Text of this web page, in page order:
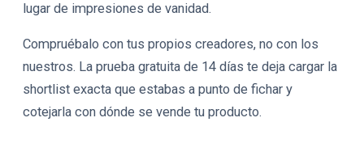
lugar de impresiones de vanidad.
Compruébalo con tus propios creadores, no con los
nuestros. La prueba gratuita de 14 días te deja cargar la
shortlist exacta que estabas a punto de fichar y
cotejarla con dónde se vende tu producto.